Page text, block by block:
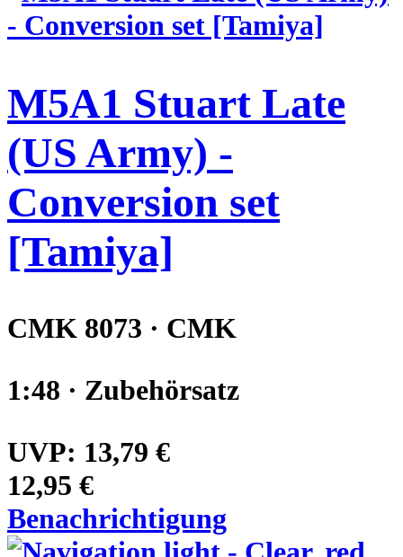
M5A1 Stuart Late
(US Army) -
Conversion set
[Tamiya]
CMK 8073 · CMK
1:48 · Zubehörsatz
UVP: 13,79 €
12,95 €
Benachrichtigung